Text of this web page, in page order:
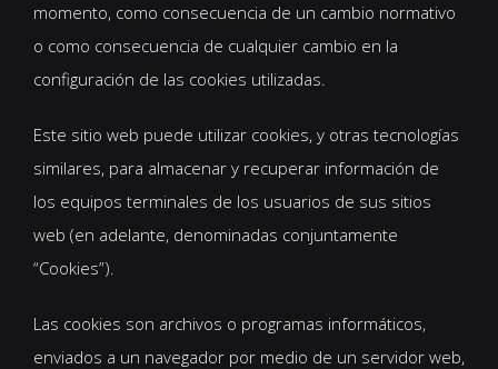
momento, como consecuencia de un cambio normativo
o como consecuencia de cualquier cambio en la
configuración de las cookies utilizadas.
Este sitio web puede utilizar cookies, y otras tecnologías
similares, para almacenar y recuperar información de
los equipos terminales de los usuarios de sus sitios
web (en adelante, denominadas conjuntamente
“Cookies”).
Las cookies son archivos o programas informáticos,
enviados a un navegador por medio de un servidor web,